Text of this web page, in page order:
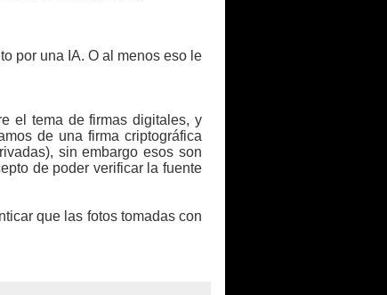
por una IA. O al menos eso le
el tema de firmas digitales, y
de una firma criptográfica
sin embargo esos son
de poder verificar la fuente
que las fotos tomadas con